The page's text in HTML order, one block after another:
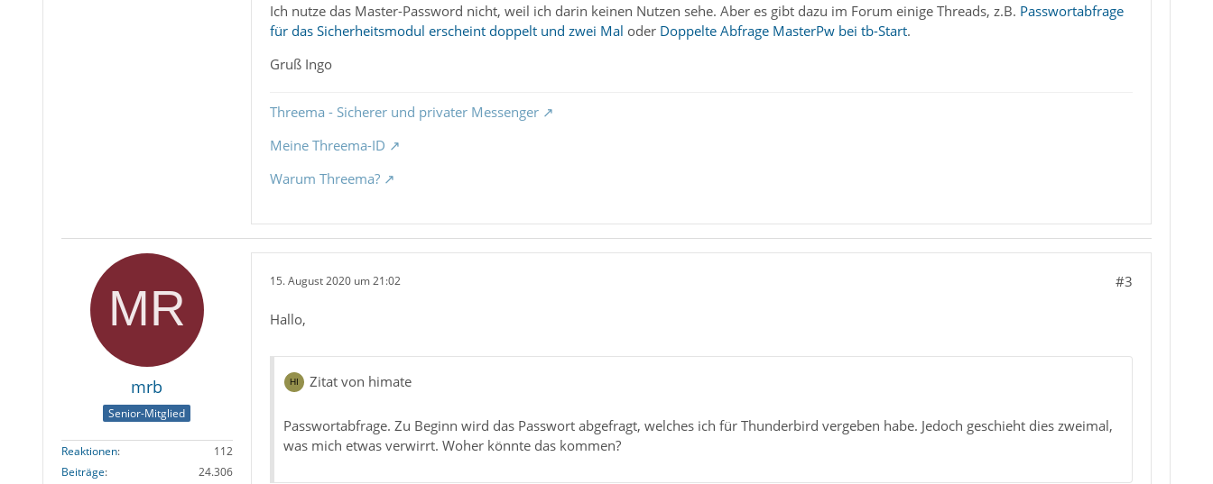
Ich nutze das Master-Password nicht, weil ich darin keinen Nutzen sehe. Aber es gibt dazu im Forum einige Threads, z.B. Passwortabfrage
für das Sicherheitsmodul erscheint doppelt und zwei Mal oder Doppelte Abfrage MasterPw bei tb-Start.
Gruß Ingo
Threema - Sicherer und privater Messenger
Meine Threema-ID
Warum Threema?
mrb
Senior-Mitglied
Reaktionen
112
Beiträge
24.306
15. August 2020 um 21:02 #3
Hallo,
Zitat von himate
Passwortabfrage. Zu Beginn wird das Passwort abgefragt, welches ich für Thunderbird vergeben habe. Jedoch geschieht dies zweimal,
was mich etwas verwirrt. Woher könnte das kommen?